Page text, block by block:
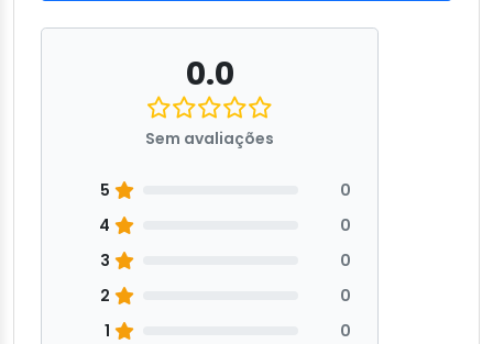
0.0
Sem avaliações
5
0
4
0
3
0
2
0
1
0